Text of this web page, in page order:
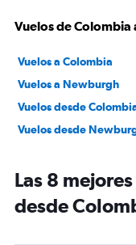
Vuelos de Colombia
Vuelos a Colombia
Vuelos a Newburgh
Vuelos desde
Vuelos desde
Las 8
desde